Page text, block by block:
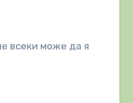
всеки може да я